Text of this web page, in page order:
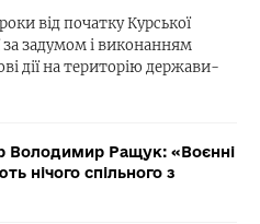
від початку Курської
за задумом і виконанням
дії на територію держави-
Володимир Ращук: «Воєнні
нічого спільного з